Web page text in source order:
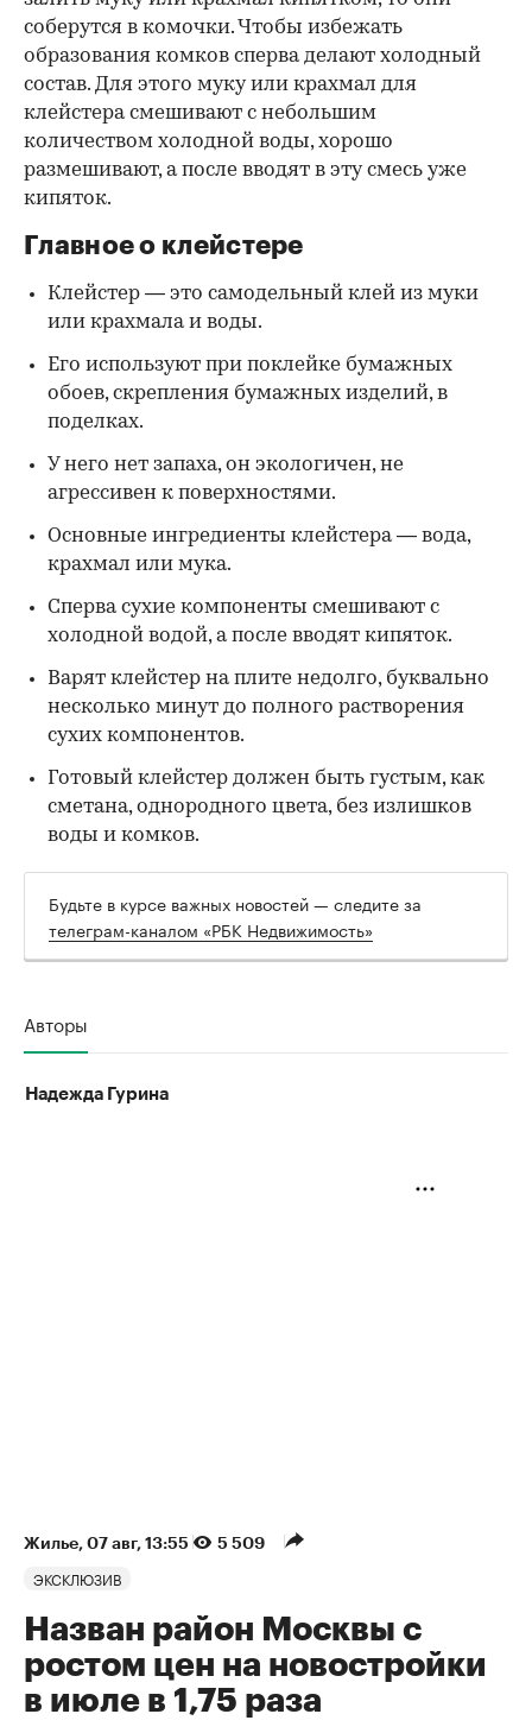
соберутся в комочки. Чтобы избежать
образования комков сперва делают холодный
состав. Для этого муку или крахмал для
клейстера смешивают с небольшим
количеством холодной воды, хорошо
размешивают, а после вводят в эту смесь уже
кипяток.
Главное о клейстере
Клейстер — это самодельный клей из муки
или крахмала и воды.
Его используют при поклейке бумажных
обоев, скрепления бумажных изделий, в
поделках.
У него нет запаха, он экологичен, не
агрессивен к поверхностями.
Основные ингредиенты клейстера — вода,
крахмал или мука.
Сперва сухие компоненты смешивают с
холодной водой, а после вводят кипяток.
Варят клейстер на плите недолго, буквально
несколько минут до полного растворения
сухих компонентов.
Готовый клейстер должен быть густым, как
сметана, однородного цвета, без излишков
воды и комков.
Будьте в курсе важных новостей — следите за
телеграм-каналом «РБК Недвижимость»
Авторы
Надежда Гурина
Жилье⁠, 07 авг, 13:55 5 509
ЭКСКЛЮЗИВ
Назван район Москвы с
ростом цен на новостройки
в июле в 1,75 раза